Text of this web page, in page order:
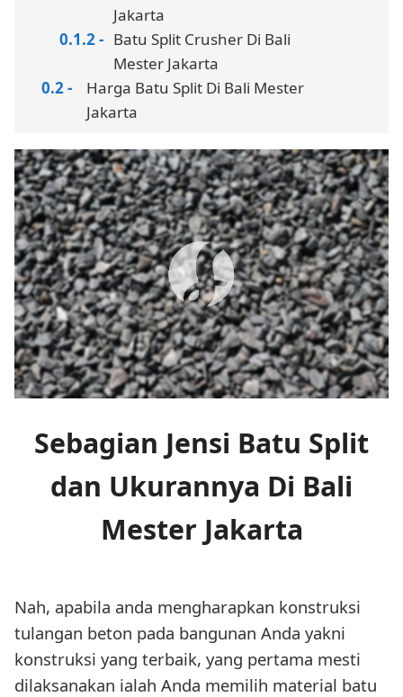
Jakarta
Batu Split Crusher Di Bali
Mester Jakarta
Harga Batu Split Di Bali Mester
Jakarta
Sebagian Jensi Batu Split
dan Ukurannya Di Bali
Mester Jakarta
Nah, apabila anda mengharapkan konstruksi
tulangan beton pada bangunan Anda yakni
konstruksi yang terbaik, yang pertama mesti
dilaksanakan ialah Anda memilih material batu